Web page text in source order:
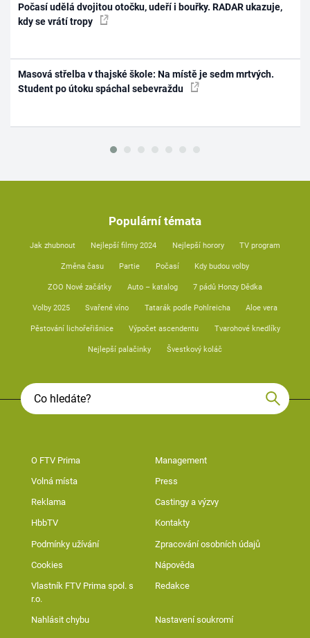
Počasí udělá dvojitou otočku, udeří i bouřky. RADAR ukazuje,
kdy se vrátí tropy
Masová střelba v thajské škole: Na místě je sedm mrtvých.
Student po útoku spáchal sebevraždu
Populární témata
Jak zhubnout Nejlepší filmy 2024 Nejlepší horory TV program
Změna času Partie Počasí Kdy budou volby
ZOO Nové začátky Auto – katalog 7 pádů Honzy Dědka
Volby 2025 Svařené víno Tatarák podle Pohlreicha Aloe vera
Pěstování lichořeřišnice Výpočet ascendentu Tvarohové knedlíky
Nejlepší palačinky Švestkový koláč
O FTV Prima Management
Volná místa Press
Reklama Castingy a výzvy
HbbTV Kontakty
Podmínky užívání Zpracování osobních údajů
Cookies Nápověda
Vlastník FTV Prima spol. s
r.o.
Redakce
Nahlásit chybu Nastavení soukromí